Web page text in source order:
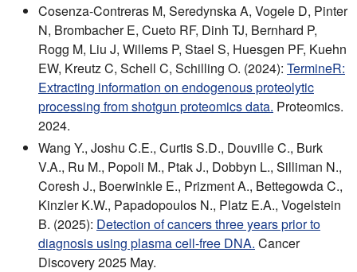
Cosenza-Contreras M, Seredynska A, Vogele D, Pinter
N, Brombacher E, Cueto RF, Dinh TJ, Bernhard P,
Rogg M, Liu J, Willems P, Stael S, Huesgen PF, Kuehn
EW, Kreutz C, Schell C, Schilling O. (2024): TermineR:
Extracting information on endogenous proteolytic
processing from shotgun proteomics data. Proteomics.
2024.
Wang Y., Joshu C.E., Curtis S.D., Douville C., Burk
V.A., Ru M., Popoli M., Ptak J., Dobbyn L., Silliman N.,
Coresh J., Boerwinkle E., Prizment A., Bettegowda C.,
Kinzler K.W., Papadopoulos N., Platz E.A., Vogelstein
B. (2025): Detection of cancers three years prior to
diagnosis using plasma cell-free DNA. Cancer
Discovery 2025 May.